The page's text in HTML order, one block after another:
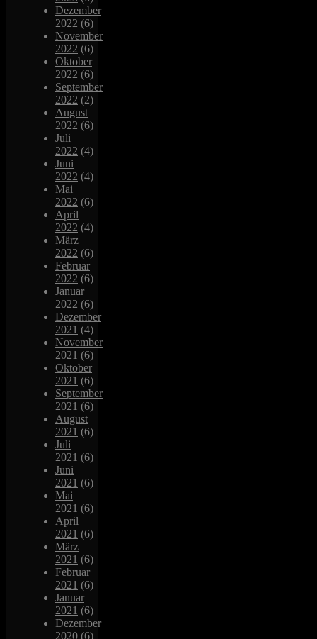
Dezember
2022 (6)
November
2022 (6)
Oktober
2022 (6)
September
2022 (2)
August
2022 (6)
Juli
2022 (4)
Juni
2022 (4)
Mai
2022 (6)
April
2022 (4)
März
2022 (6)
Februar
2022 (6)
Januar
2022 (6)
Dezember
2021 (4)
November
2021 (6)
Oktober
2021 (6)
September
2021 (6)
August
2021 (6)
Juli
2021 (6)
Juni
2021 (6)
Mai
2021 (6)
April
2021 (6)
März
2021 (6)
Februar
2021 (6)
Januar
2021 (6)
Dezember
2020 (6)